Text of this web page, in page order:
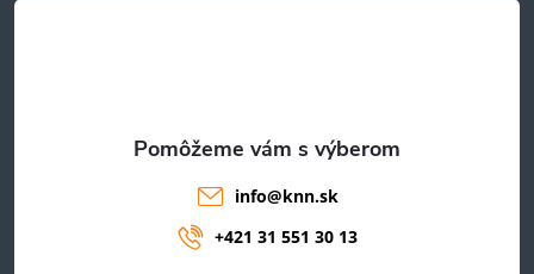
t
info@knn.sk
+421 31 551 30 13